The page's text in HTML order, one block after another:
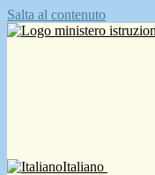
Salta al contenuto
Italiano